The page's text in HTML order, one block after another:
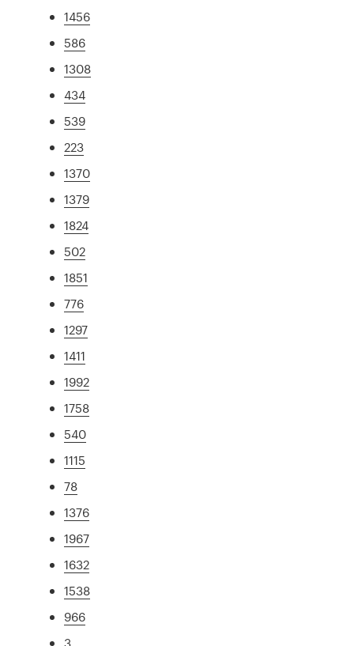
1456
586
1308
434
539
223
1370
1379
1824
502
1851
776
1297
1411
1992
1758
540
1115
78
1376
1967
1632
1538
966
3